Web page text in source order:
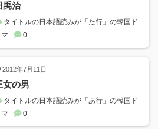
禹治
タイトルの日本語読みが「た行」の韓国ド
0
2012年7月11日
女の男
タイトルの日本語読みが「あ行」の韓国ド
0